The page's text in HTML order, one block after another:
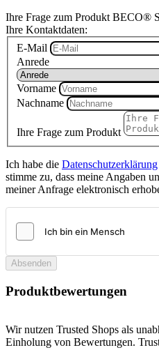
Ihre Frage zum Produkt BECO®
Ihre Kontaktdaten:
E-Mail
Anrede
Vorname
Nachname
Ihre Frage zum Produkt
Ich habe die Datenschutzerklärung
stimme zu, dass meine Angaben
meiner Anfrage elektronisch
Absenden
Produktbewertungen
Wir nutzen Trusted Shops als
Einholung von Bewertungen.